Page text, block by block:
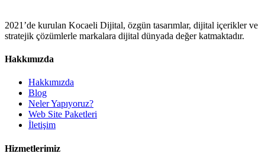
2021’de kurulan Kocaeli Dijital, özgün tasarımlar, dijital içerikler ve
stratejik çözümlerle markalara dijital dünyada değer katmaktadır.
Hakkımızda
Hakkımızda
Blog
Neler Yapıyoruz?
Web Site Paketleri
İletişim
Hizmetlerimiz